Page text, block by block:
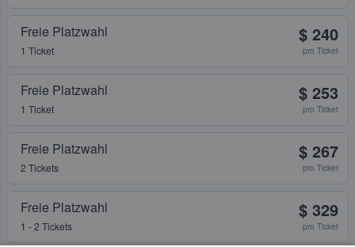
Freie Platzwahl
1 Ticket
$ 240
pro Ticket
Freie Platzwahl
1 Ticket
$ 253
pro Ticket
Freie Platzwahl
2 Tickets
$ 267
pro Ticket
Freie Platzwahl
1 - 2 Tickets
$ 329
pro Ticket